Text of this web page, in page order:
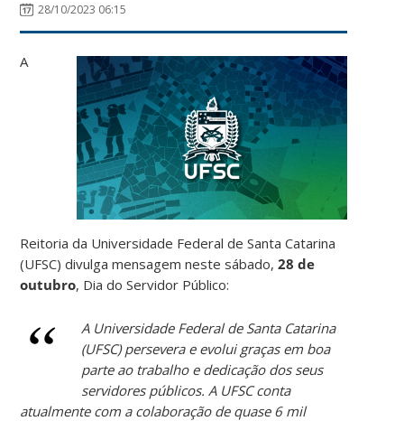
28/10/2023 06:15
A
Reitoria da Universidade Federal de Santa Catarina
(UFSC) divulga mensagem neste sábado,28 de
outubro, Dia do Servidor Público:
A Universidade Federal de Santa Catarina
(UFSC) persevera e evolui graças em boa
parte ao trabalho e dedicação dos seus
servidores públicos. A UFSC conta
atualmente com a colaboração de quase 6 mil